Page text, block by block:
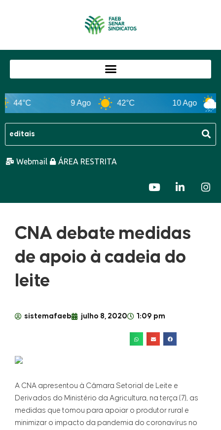
44°C 9 Ago 42°C 10 Ago
Webmail ÁREA RESTRITA
CNA debate medidas
de apoio à cadeia do
leite
sistemafaeb julho 8, 2020 1:09 pm
A CNA apresentou à Câmara Setorial de Leite e
Derivados do Ministério da Agricultura, na terça (7), as
medidas que tomou para apoiar o produtor rural e
minimizar o impacto da pandemia do coronavírus no